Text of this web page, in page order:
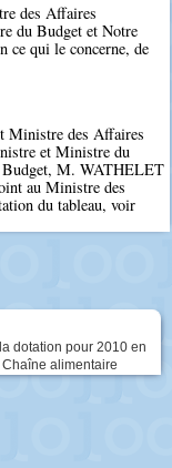
des Affaires
du Budget et Notre
ce qui le concerne, de
Ministre des Affaires
et Ministre du
Budget, M. WATHELET
au Ministre des
du tableau, voir
dotation pour 2010 en
alimentaire